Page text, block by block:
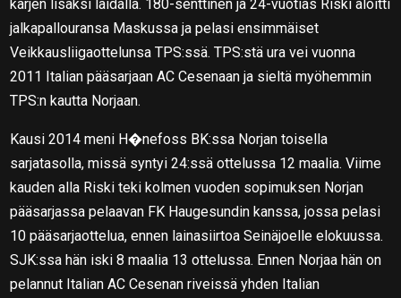
kärjen lisäksi laidalla. 180-senttinen ja 24-vuotias Riski aloitti
jalkapallouransa Maskussa ja pelasi ensimmäiset
Veikkausliigaottelunsa TPS:ssä. TPS:stä ura vei vuonna
2011 Italian pääsarjaan AC Cesenaan ja sieltä myöhemmin
TPS:n kautta Norjaan.
Kausi 2014 meni H�nefoss BK:ssa Norjan toisella
sarjatasolla, missä syntyi 24:ssä ottelussa 12 maalia. Viime
kauden alla Riski teki kolmen vuoden sopimuksen Norjan
pääsarjassa pelaavan FK Haugesundin kanssa, jossa pelasi
10 pääsarjaottelua, ennen lainasiirtoa Seinäjoelle elokuussa.
SJK:ssa hän iski 8 maalia 13 ottelussa. Ennen Norjaa hän on
pelannut Italian AC Cesenan riveissä yhden Italian